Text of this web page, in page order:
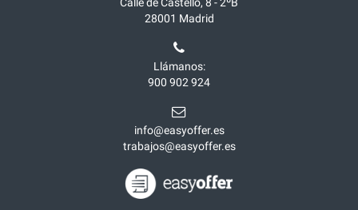
Calle de Castelló, 8 - 2ºB
28001 Madrid
Llámanos:
900 902 924
info@easyoffer.es
trabajos@easyoffer.es